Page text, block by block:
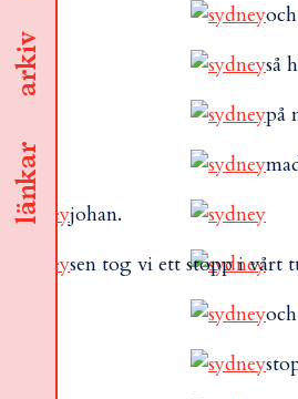
länkar
arkiv
så
på
johan.
sen tog vi ett stopp i vårt